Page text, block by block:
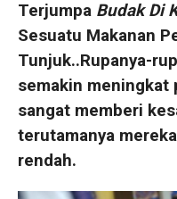
Terjumpa Budak Di
Sesuatu Makanan
Tunjuk..Rupanya-
semakin meningkat
sangat memberi
terutamanya
rendah.